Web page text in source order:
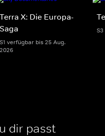
Terra X: Die Europa-
Saga
S1 verfügbar bis 25 Aug.
2026
dir passt